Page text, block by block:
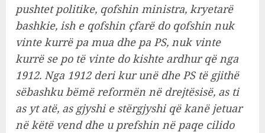
pushtet politike, qofshin ministra, kryetarë
bashkie, ish e qofshin çfarë do qofshin nuk
vinte kurrë pa mua dhe pa PS, nuk vinte
kurrë se po të vinte do kishte ardhur që nga
1912. Nga 1912 deri kur unë dhe PS të gjithë
sëbashku bëmë reformën në drejtësisë, as ti
as yt atë, as gjyshi e stërgjyshi që kanë jetuar
në këtë vend dhe u prefshin në paqe cilido